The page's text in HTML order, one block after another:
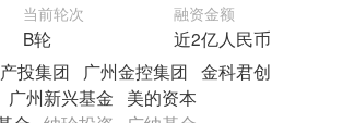
当前轮次
B轮
融资金额
近2亿人民币
投集团 广州金控集团 金科君创
广州新兴基金
美的资本